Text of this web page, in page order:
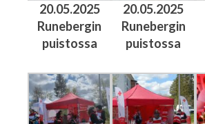
20.05.2025
Runebergin
puistossa
20.05.2025
Runebergin
puistossa